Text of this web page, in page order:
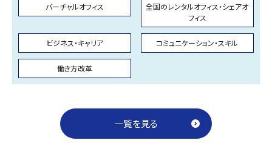
バーチャルオフィス
全国のレンタルオフィス・シェアオ
フィス
ビジネス・キャリア コミュニケーション・スキル
働き方改革
一覧を見る